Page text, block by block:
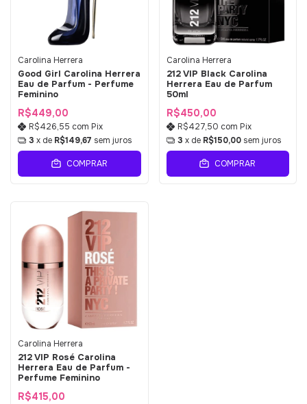
Carolina Herrera
Good Girl Carolina Herrera
Eau de Parfum - Perfume
Feminino
R$449,00
R$426,55 com Pix
3 x de R$149,67 sem juros
COMPRAR
Carolina Herrera
212 VIP Black Carolina
Herrera Eau de Parfum
50ml
R$450,00
R$427,50 com Pix
3 x de R$150,00 sem juros
COMPRAR
Carolina Herrera
212 VIP Rosé Carolina
Herrera Eau de Parfum -
Perfume Feminino
R$415,00